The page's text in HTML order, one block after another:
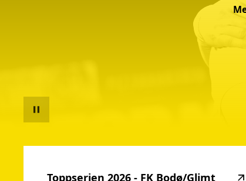
Toppserien 2026 - FK Bodø/Glimt